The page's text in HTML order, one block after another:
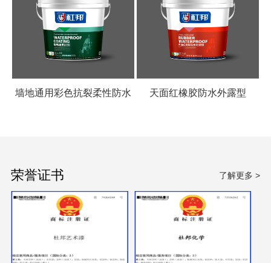
墙地通用彩色抗裂柔性防水 天面红橡胶防水外露型
荣誉证书 了解更多 >